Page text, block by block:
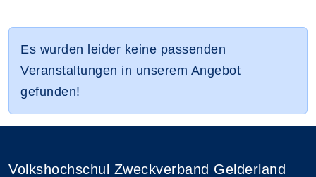
Es wurden leider keine passenden
Veranstaltungen in unserem Angebot
gefunden!
Volkshochschul Zweckverband Gelderland